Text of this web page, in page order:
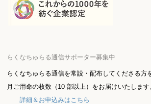
らくなちゅらる通信サポーター募集中
らくなちゅらる通信を常設・配布してくださる方
月ご用命の枚数（10 部以上）をお届けいたします
詳細＆お申込みはこちら